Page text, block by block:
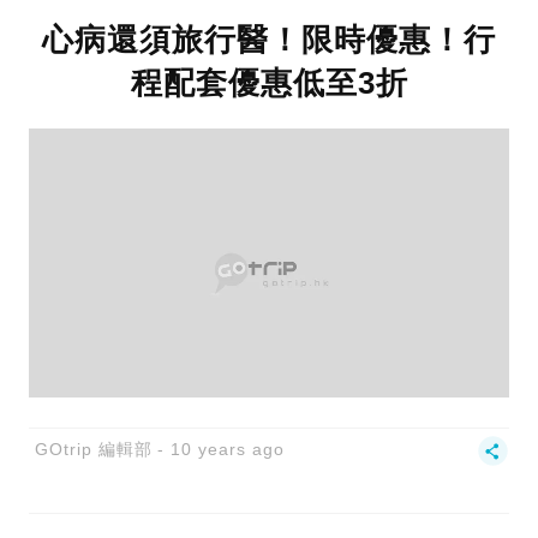
心病還須旅行醫！限時優惠！行
程配套優惠低至3折
GOtrip 編輯部 10 years ago